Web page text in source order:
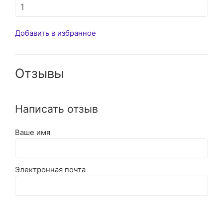
Добавить в избранное
Отзывы
Написать отзыв
Ваше имя
Электронная почта